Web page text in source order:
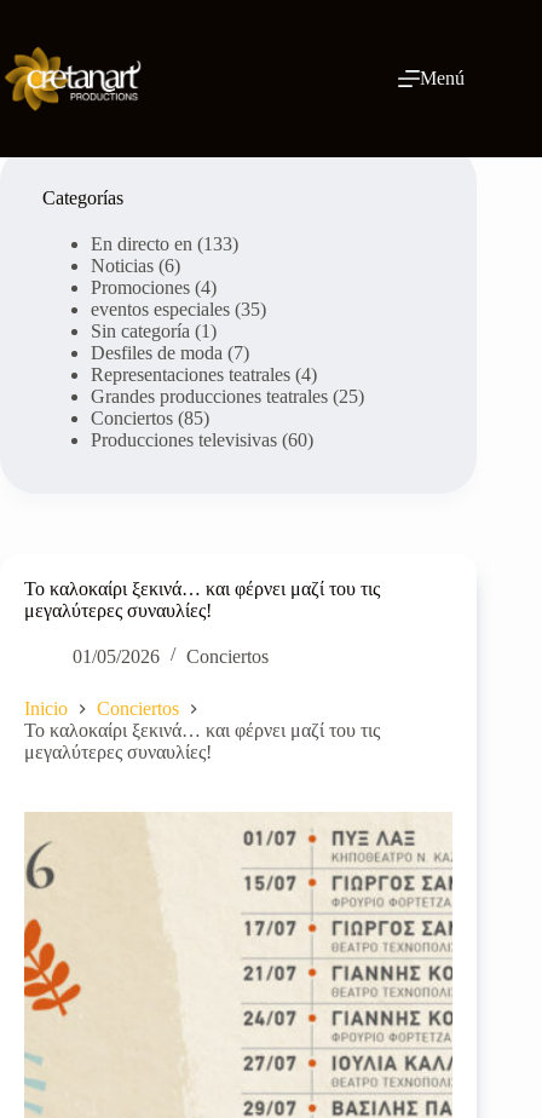
contenido
Menú
Το καλοκαίρι ξεκινά… και φέρνει μαζί του τις
μεγαλύτερες συναυλίες!
01/05/2026 Conciertos
Inicio
Conciertos
Το καλοκαίρι ξεκινά… και φέρνει μαζί του τις
μεγαλύτερες συναυλίες!
Categorías
En directo en (133)
Noticias (6)
Promociones (4)
eventos especiales (35)
Sin categoría (1)
Desfiles de moda (7)
Representaciones teatrales (4)
Grandes producciones teatrales (25)
Conciertos (85)
Producciones televisivas (60)